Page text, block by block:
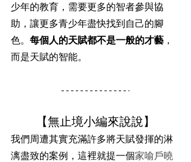
少年的教育，需要更多的智者參與協
助，讓更多青少年盡快找到自己的腳
色。 每個人的天賦都不是一般的才藝 ，
而是天賦的智能。
【無止境小編來說說】
我們周遭其實充滿許多將天賦發揮的淋
漓盡致的案例，這裡就提一個家喻戶曉